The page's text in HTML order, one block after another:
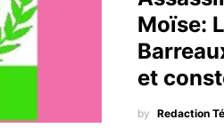
Moïse:
et
by Redaction